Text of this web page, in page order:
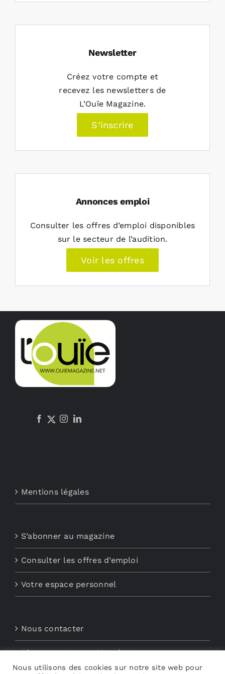
Newsletter
Créez votre compte et
recevez les newsletters de
L’Ouïe Magazine.
S’inscrire
Annonces emploi
Consulter les offres d’emploi disponibles
sur le secteur de l’audition.
Voir les offres
Mentions légales
S’abonner au magazine
Consulter les offres d’emploi
Votre espace personnel
Nous contacter
Abonnements aux Newsletters
Nous utilisons des cookies sur notre site web pour